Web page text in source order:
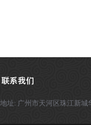
地址: 广州市天河区珠江新